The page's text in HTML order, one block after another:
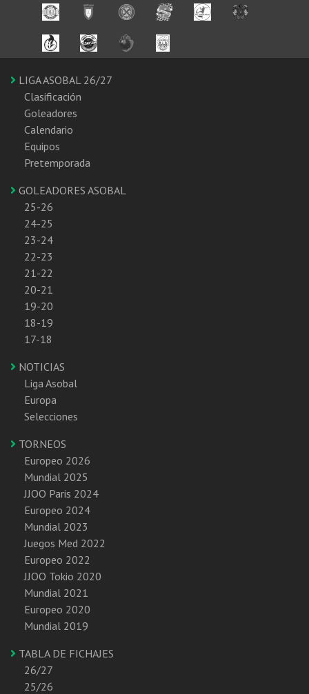
LIGA ASOBAL 26/27
Clasificación
Goleadores
Calendario
Equipos
Pretemporada
GOLEADORES ASOBAL
25-26
24-25
23-24
22-23
21-22
20-21
19-20
18-19
17-18
NOTICIAS
Liga Asobal
Europa
Selecciones
TORNEOS
Europeo 2026
Mundial 2025
JJOO Paris 2024
Europeo 2024
Mundial 2023
Juegos Med 2022
Europeo 2022
JJOO Tokio 2020
Mundial 2021
Europeo 2020
Mundial 2019
TABLA DE FICHAJES
26/27
25/26